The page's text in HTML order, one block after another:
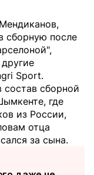
сборную после
Sport.
состав сборной
где
из России,
отца
за сына.